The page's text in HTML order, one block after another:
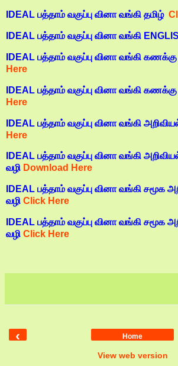
IDEAL பத்தாம் வகுப்பு வினா வங்கி தமிழ்
IDEAL பத்தாம் வகுப்பு வினா வங்கி
IDEAL பத்தாம் வகுப்பு வினா வங்கி கணக்கு
Here
IDEAL பத்தாம் வகுப்பு வினா வங்கி
Here
IDEAL பத்தாம் வகுப்பு வினா வங்கி
Here
IDEAL பத்தாம் வகுப்பு வினா வங்கி
வழி Download Here
IDEAL பத்தாம் வகுப்பு வினா வங்கி சமூக
வழி Click Here
IDEAL பத்தாம் வகுப்பு வினா வங்கி சமூக
வழி Click Here
‹ Home
View web version